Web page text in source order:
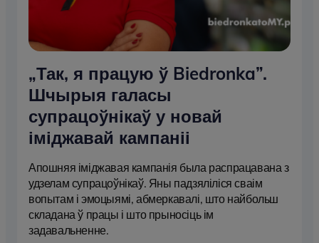
„Так, я працую ў Biedronka”.
Шчырыя галасы
супрацоўнікаў у новай
іміджавай кампаніі
Апошняя іміджавая кампанія была распрацавана з
удзелам супрацоўнікаў. Яны падзяліліся сваім
вопытам і эмоцыямі, абмеркавалі, што найбольш
складана ў працы і што прыносіць ім
задавальненне.